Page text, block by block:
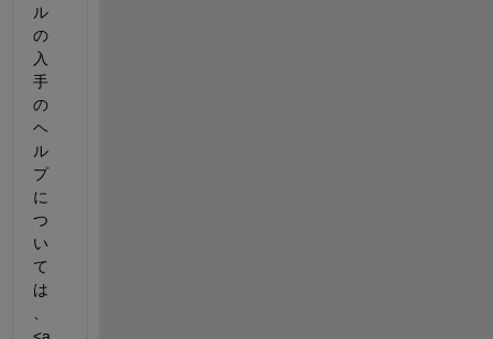
ル
の
入
手
の
ヘ
ル
プ
に
つ
い
て
は